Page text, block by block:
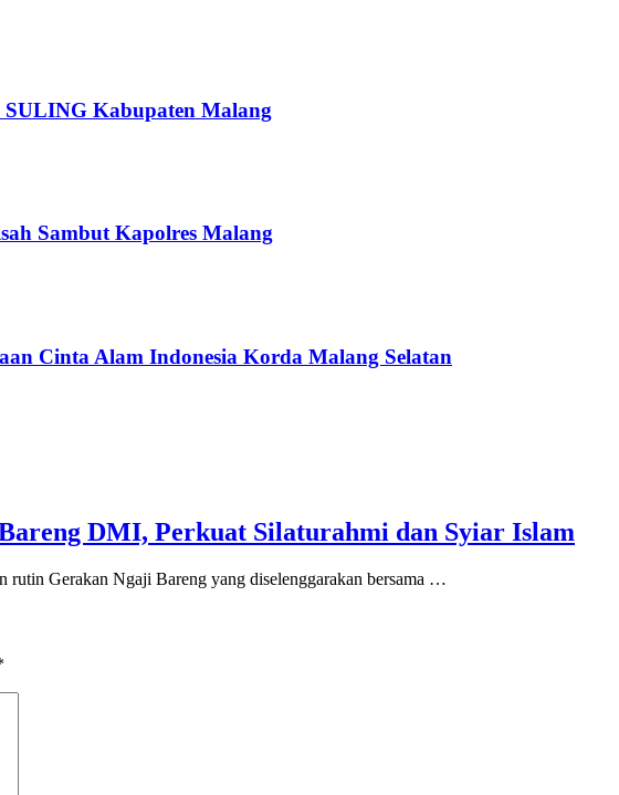
Kabupaten Malang
Sambut Kapolres Malang
Cinta Alam Indonesia Korda Malang Selatan
DMI, Perkuat Silaturahmi dan Syiar Islam
rutin Gerakan Ngaji Bareng yang diselenggarakan bersama …